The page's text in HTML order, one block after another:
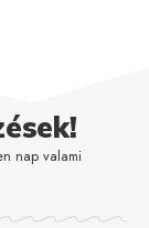
nap valami